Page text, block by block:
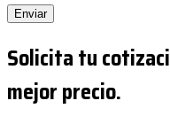
Enviar
Solicita tu
mejor precio.